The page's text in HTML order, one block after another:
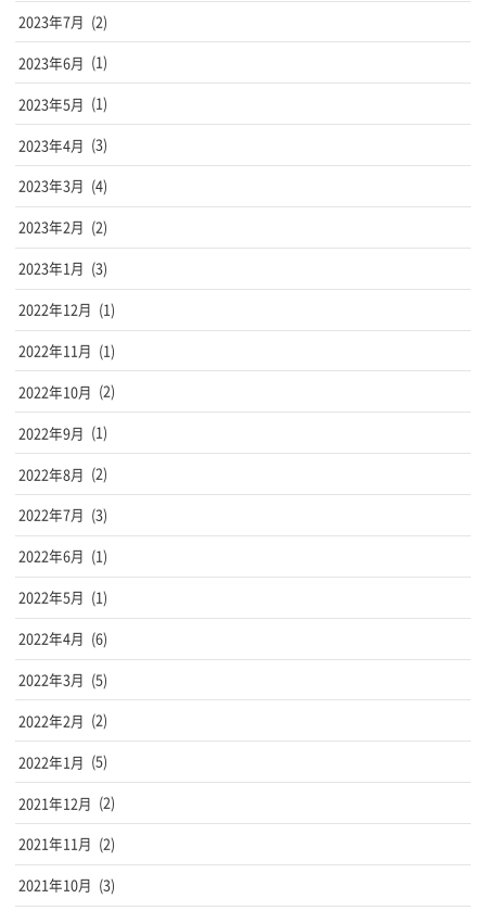
2023年7月 (2)
2023年6月 (1)
2023年5月 (1)
2023年4月 (3)
2023年3月 (4)
2023年2月 (2)
2023年1月 (3)
2022年12月 (1)
2022年11月 (1)
2022年10月 (2)
2022年9月 (1)
2022年8月 (2)
2022年7月 (3)
2022年6月 (1)
2022年5月 (1)
2022年4月 (6)
2022年3月 (5)
2022年2月 (2)
2022年1月 (5)
2021年12月 (2)
2021年11月 (2)
2021年10月 (3)